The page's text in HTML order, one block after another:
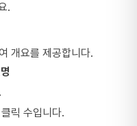
.
개요를 제공합니다.
릭 수입니다.